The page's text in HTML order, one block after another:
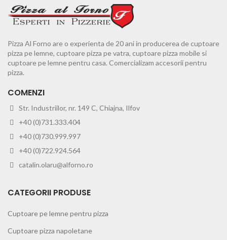
Pizza Al Forno are o experienta de 20 ani in producerea de cuptoare
pizza pe lemne, cuptoare pizza pe vatra, cuptoare pizza mobile si
cuptoare pe lemne pentru casa. Comercializam accesorii pentru
pizza.
COMENZI
Str. Industriilor, nr. 149 C, Chiajna, Ilfov
+40 (0)731.333.404
+40 (0)730.999.997
+40 (0)722.924.564
catalin.olaru@alforno.ro
CATEGORII PRODUSE
Cuptoare pe lemne pentru pizza
Cuptoare pizza napoletane